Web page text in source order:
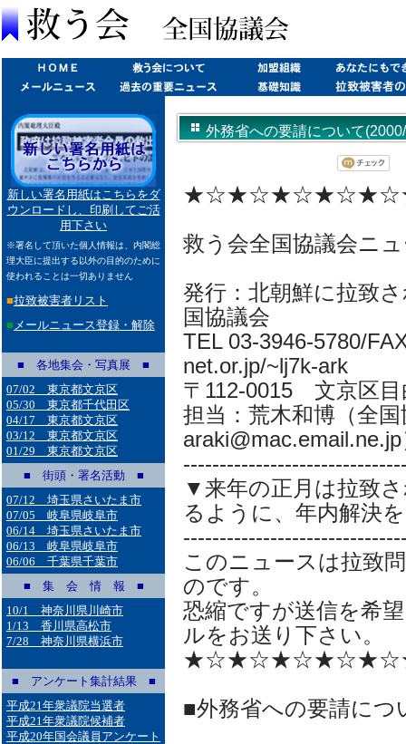
新しい署名用紙はこちらをダ
ウンロードし、印刷してご活
用下さい
※署名して頂いた個人情報は、内閣総
理大臣に提出する以外の目的のために
使われることは一切ありません
■拉致被害者リスト
■ メールニュース登録・解除
■ 各地集会・写真展 ■
07/02 東京都文京区
05/30 東京都千代田区
04/17 東京都文京区
03/12 東京都文京区
01/29 東京都文京区
■ 街頭・署名活動 ■
07/12 埼玉県さいたま市
07/05 岐阜県岐阜市
06/14 埼玉県さいたま市
06/13 岐阜県岐阜市
06/06 千葉県千葉市
■ 集 会 情 報 ■
10/1 神奈川県川崎市
1/13 香川県高松市
7/28 神奈川県横浜市
■ アンケート集計結果 ■
平成21年衆議院当選者
平成21年衆議院候補者
平成20年国会議員アンケート
外務省への要請について
救う会全国協議会ニ
発行：北朝鮮に拉致
国協議会
TEL 03-3946-5780/
net.or.jp/~lj7k-ark
〒112-0015 文京区
担当：荒木和博（全
▼来年の正月は拉致
るように、年内解決
このニュースは拉致
のです。
恐縮ですが送信を希
ルをお送り下さい。
■外務省への要請につ